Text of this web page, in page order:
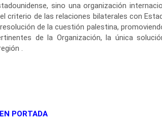
sino una organización
criterio de las relaciones bilaterales con
de la cuestión palestina,
de la Organización, la única
.
PORTADA